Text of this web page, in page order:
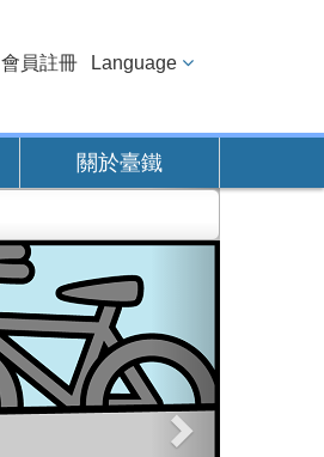
會員註冊 Language
關於臺鐵
一
片